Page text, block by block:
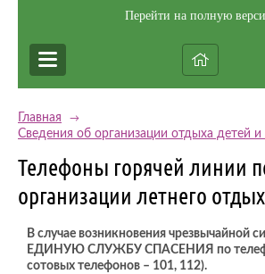
Перейти на полную
Главная →
Сведения об организации отдыха детей и
Телефоны горячей линии
организации летнего
В случае возникновения чрезвычайной
ЕДИНУЮ СЛУЖБУ СПАСЕНИЯ по
сотовых телефонов – 101, 112).